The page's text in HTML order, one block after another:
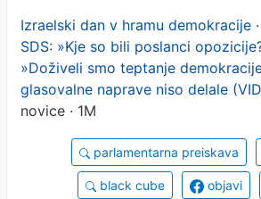
Izraelski dan v hramu demokracije
SDS: »Kje so bili poslanci
»Doživeli smo teptanje
glasovalne naprave niso delale
novice · 1M
parlamentarna preiskava
black cube objavi